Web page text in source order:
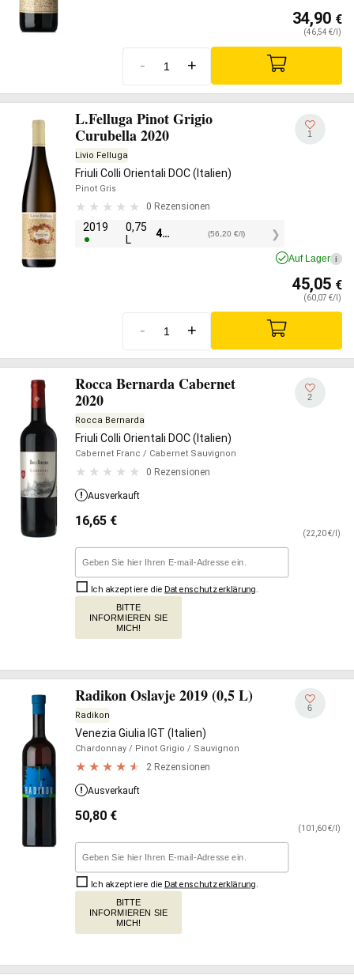
34,90 €
(46,54 €/l)
- +
L.Felluga Pinot Grigio
Curubella 2020
Livio Felluga
Friuli Colli Orientali DOC (Italien)
Pinot Gris
0 Rezensionen
2019
0,75
L
42,15 (56,20 €/l)
1
Auf Lager i
45,05 €
(60,07 €/l)
- +
Rocca Bernarda Cabernet
2020
Rocca Bernarda
Friuli Colli Orientali DOC (Italien)
Cabernet Franc / Cabernet Sauvignon
0 Rezensionen
2
Ausverkauft
16,65 €
(22,20 €/l)
Ich akzeptiere die Datenschutzerklärung
BITTE
INFORMIEREN SIE
MICH!
Radikon Oslavje 2019 (0,5 L)
Radikon
Venezia Giulia IGT (Italien)
Chardonnay / Pinot Grigio / Sauvignon
2 Rezensionen
6
Ausverkauft
50,80 €
(101,60 €/l)
Ich akzeptiere die Datenschutzerklärung
BITTE
INFORMIEREN SIE
MICH!